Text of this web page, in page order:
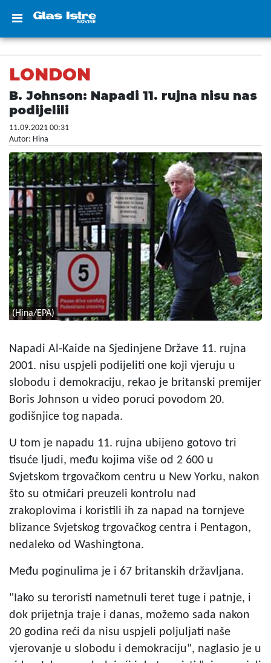
LONDON
B. Johnson: Napadi 11. rujna nisu nas
podijelili
11.09.2021 00:31
Autor: Hina
(Hina/EPA)
Napadi Al-Kaide na Sjedinjene Države 11. rujna
2001. nisu uspjeli podijeliti one koji vjeruju u
slobodu i demokraciju, rekao je britanski premijer
Boris Johnson u video poruci povodom 20.
godišnjice tog napada.
U tom je napadu 11. rujna ubijeno gotovo tri
tisuće ljudi, među kojima više od 2 600 u
Svjetskom trgovačkom centru u New Yorku, nakon
što su otmičari preuzeli kontrolu nad
zrakoplovima i koristili ih za napad na tornjeve
blizance Svjetskog trgovačkog centra i Pentagon,
nedaleko od Washingtona.
Među poginulima je i 67 britanskih državljana.
"Iako su teroristi nametnuli teret tuge i patnje, i
dok prijetnja traje i danas, možemo sada nakon
20 godina reći da nisu uspjeli poljuljati naše
vjerovanje u slobodu i demokraciju", naglasio je u